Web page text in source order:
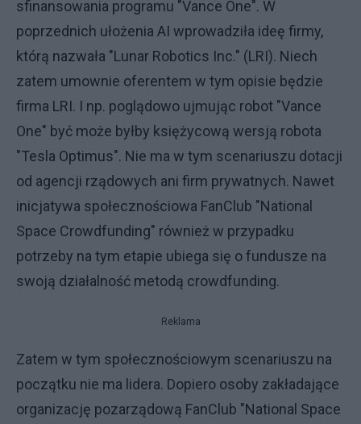
sfinansowania programu "Vance One". W
poprzednich ułożenia AI wprowadziła ideę firmy,
którą nazwała "Lunar Robotics Inc." (LRI). Niech
zatem umownie oferentem w tym opisie będzie
firma LRI. I np. poglądowo ujmując robot "Vance
One" być może byłby księżycową wersją robota
"Tesla Optimus". Nie ma w tym scenariuszu dotacji
od agencji rządowych ani firm prywatnych. Nawet
inicjatywa społecznościowa FanClub "National
Space Crowdfunding" również w przypadku
potrzeby na tym etapie ubiega się o fundusze na
swoją działalność metodą crowdfunding.
Reklama
Zatem w tym społecznościowym scenariuszu na
początku nie ma lidera. Dopiero osoby zakładające
organizację pozarządową FanClub "National Space